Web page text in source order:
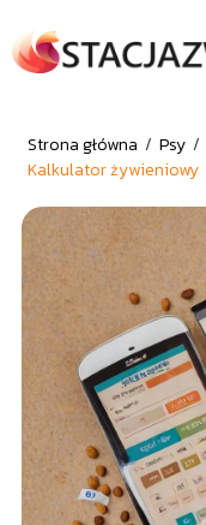
Strona główna / Psy /
Kalkulator żywieniowy